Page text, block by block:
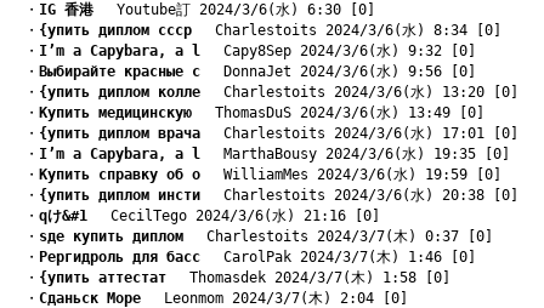
・ IG 香港 Youtube訂 2024/3/6(水) 6:30 [0]
・ {упить диплом ссср Charlestoits 2024/3/6(水) 8:34 [0]
・ I’m a Capybara, a l Capy8Sep 2024/3/6(水) 9:32 [0]
・ Bыбирайте красные с DonnaJet 2024/3/6(水) 9:56 [0]
・ {упить диплом колле Charlestoits 2024/3/6(水) 13:20 [0]
・ Kупить медицинскую ThomasDuS 2024/3/6(水) 13:49 [0]
・ {упить диплом врача Charlestoits 2024/3/6(水) 17:01 [0]
・ I’m a Capybara, a l MarthaBousy 2024/3/6(水) 19:35 [0]
・ Kупить справку об о WilliamMes 2024/3/6(水) 19:59 [0]
・ {упить диплом инсти Charlestoits 2024/3/6(水) 20:38 [0]
・ qけ&#1 CecilTego 2024/3/6(水) 21:16 [0]
・ sде купить диплом Charlestoits 2024/3/7(木) 0:37 [0]
・ Pергидроль для басс CarolPak 2024/3/7(木) 1:46 [0]
・ {упить аттестат Thomasdek 2024/3/7(木) 1:58 [0]
・ Cданьск Море Leonmom 2024/3/7(木) 2:04 [0]